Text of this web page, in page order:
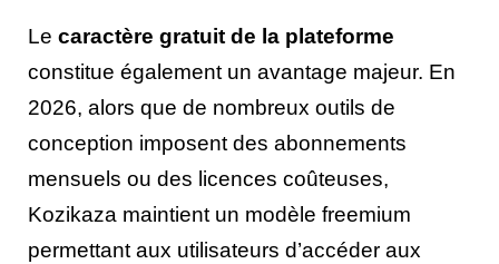
Le caractère gratuit de la plateforme
constitue également un avantage majeur. En
2026, alors que de nombreux outils de
conception imposent des abonnements
mensuels ou des licences coûteuses,
Kozikaza maintient un modèle freemium
permettant aux utilisateurs d’accéder aux